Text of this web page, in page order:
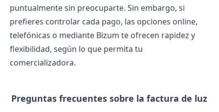
puntualmente sin preocuparte. Sin embargo, si
prefieres controlar cada pago, las opciones online,
telefónicas o mediante Bizum te ofrecen rapidez y
flexibilidad, según lo que permita tu
comercializadora.
Preguntas frecuentes sobre la factura de luz